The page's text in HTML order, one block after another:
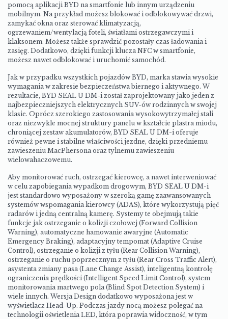
pomocą aplikacji BYD na smartfonie lub innym urządzeniu
mobilnym. Na przykład możesz blokować i odblokowywać drzwi,
zamykać okna oraz sterować klimatyzacją,
ogrzewaniem/wentylacją foteli, światłami ostrzegawczymi i
klaksonem. Możesz także sprawdzić pozostały czas ładowania i
zasięg. Dodatkowo, dzięki funkcji klucza NFC w smartfonie,
możesz nawet odblokować i uruchomić samochód.
Jak w przypadku wszystkich pojazdów BYD, marka stawia wysokie
wymagania w zakresie bezpieczeństwa biernego i aktywnego. W
rezultacie, BYD SEAL U DM-i został zaprojektowany jako jeden z
najbezpieczniejszych elektrycznych SUV-ów rodzinnych w swojej
klasie. Oprócz szerokiego zastosowania wysokowytrzymałej stali
oraz niezwykle mocnej struktury panelu w kształcie plastra miodu,
chroniącej zestaw akumulatorów, BYD SEAL U DM-i oferuje
również pewne i stabilne właściwości jezdne, dzięki przedniemu
zawieszeniu MacPhersona oraz tylnemu zawieszeniu
wielowahaczowemu.
Aby monitorować ruch, ostrzegać kierowcę, a nawet interweniować
w celu zapobiegania wypadkom drogowym, BYD SEAL U DM-i
jest standardowo wyposażony w szeroką gamę zaawansowanych
systemów wspomagania kierowcy (ADAS), które wykorzystują pięć
radarów i jedną centralną kamerę. Systemy te obejmują takie
funkcje jak ostrzeganie o kolizji czołowej (Forward Collision
Warning), automatyczne hamowanie awaryjne (Automatic
Emergency Braking), adaptacyjny tempomat (Adaptive Cruise
Control), ostrzeganie o kolizji z tyłu (Rear Collision Warning),
ostrzeganie o ruchu poprzecznym z tyłu (Rear Cross Traffic Alert),
asystenta zmiany pasa (Lane Change Assist), inteligentną kontrolę
ograniczenia prędkości (Intelligent Speed Limit Control), system
monitorowania martwego pola (Blind Spot Detection System) i
wiele innych. Wersja Design dodatkowo wyposażona jest w
wyświetlacz Head-Up. Podczas jazdy nocą możesz polegać na
technologii oświetlenia LED, która poprawia widoczność, w tym